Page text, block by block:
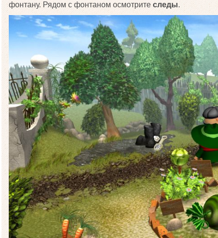
фонтану. Рядом с фонтаном осмотрите следы.